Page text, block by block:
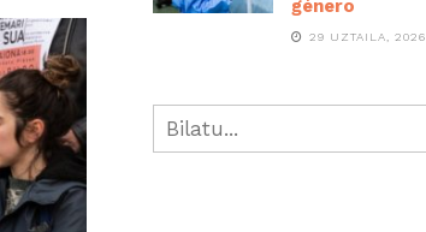
género
29 UZTAILA, 2026